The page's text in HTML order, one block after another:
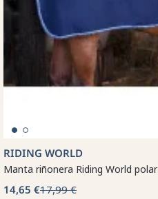
RIDING WORLD
Manta riñonera Riding World polar
14,65 €17,99 €